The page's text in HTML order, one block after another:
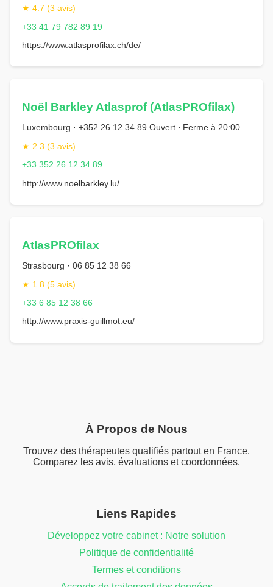
★ 4.7 (3 avis)
+33 41 79 782 89 19
https://www.atlasprofilax.ch/de/
Noël Barkley Atlasprof (AtlasPROfilax)
Luxembourg · +352 26 12 34 89 Ouvert ⋅ Ferme à 20:00
★ 2.3 (3 avis)
+33 352 26 12 34 89
http://www.noelbarkley.lu/
AtlasPROfilax
Strasbourg · 06 85 12 38 66
★ 1.8 (5 avis)
+33 6 85 12 38 66
http://www.praxis-guillmot.eu/
À Propos de Nous
Trouvez des thérapeutes qualifiés partout en France.
Comparez les avis, évaluations et coordonnées.
Liens Rapides
Développez votre cabinet : Notre solution
Politique de confidentialité
Termes et conditions